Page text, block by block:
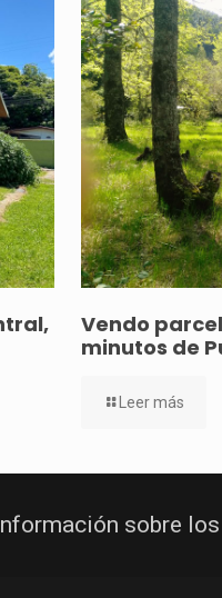
Vendo
minutos de
Leer más
sobre